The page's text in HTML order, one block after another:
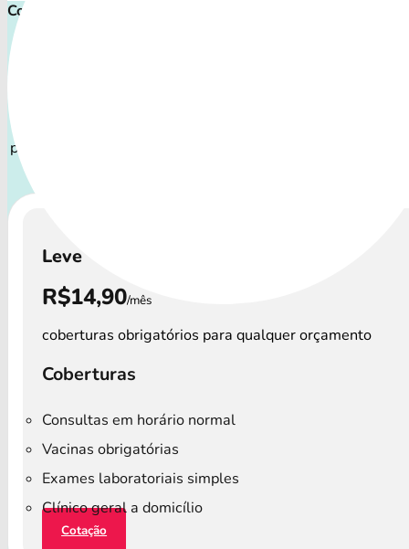
Comece cuidar ainda hoje!
precisa atenção especial.
Leve
R$14,90/mês
coberturas obrigatórios para qualquer orçamento
Coberturas
Consultas em horário normal
Vacinas obrigatórias
Exames laboratoriais simples
Clínico geral a domicílio
Cotação